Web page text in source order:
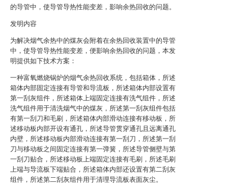
的导管中，使导管导热性能变差，影响余热回收的问题。
发明内容
为解决烟气余热中的煤灰会附着在余热回收装置中的导管
中，使导管导热性能变差，便影响余热回收的问题，本发
明提供如下技术方案：
一种富氧燃烧锅炉的烟气余热回收系统，包括箱体，所述
箱体内部固定连接有导管和导流板，所述箱体内部设置有
第一刮灰组件，所述箱体上端固定连接有洗气组件，所述
洗气组件用于清洗烟气中的煤灰，所述第一刮灰组件包括
有第一刮刀和毛刷，所述箱体内部滑动连接有移动板，所
述移动板内部开设有通孔，所述导管贯穿通孔且远离通孔
内壁，所述移动板内部滑动连接有第一刮刀，所述第一刮
刀与移动板之间固定连接有第一弹簧，所述导管侧壁与第
一刮刀贴合，所述移动板上端固定连接有毛刷，所述毛刷
上端与导流板下端贴合，所述箱体内部还设置有第二刮灰
组件，所述第二刮灰组件用于清理导流板表面灰尘。